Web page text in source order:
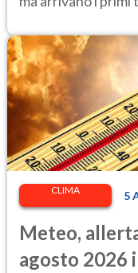
CLIMA 5
Meteo,
agosto 2026